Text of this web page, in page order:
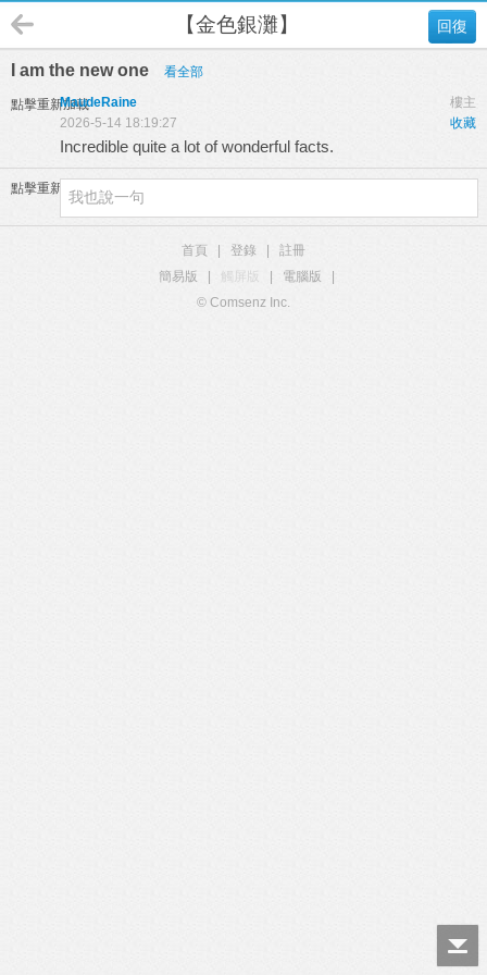
回復
【金色銀灘】
I am the new one 看全部
點擊重新加載 樓主
MaudeRaine
收藏
2026-5-14 18:19:27
Incredible quite a lot of wonderful facts.
點擊重新加載
首頁 登錄
註冊
簡易版
觸屏版 電腦版
© Comsenz Inc.